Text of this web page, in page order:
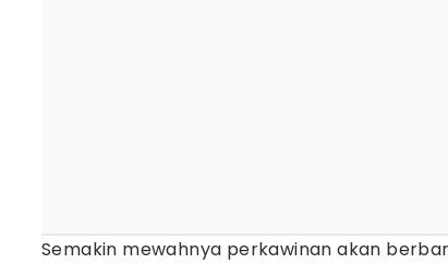
Semakin mewahnya perkawinan akan